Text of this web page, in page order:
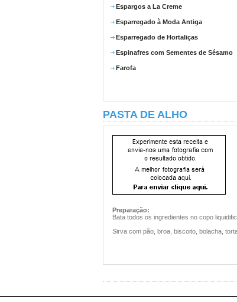
Espargos a La Creme
Esparregado à Moda Antiga
Esparregado de Hortaliças
Espinafres com Sementes de Sésamo
Farofa
PASTA DE ALHO
Preparação:
Bata todos os ingredientes no copo
Sirva com pão, broa, biscoito, bolacha,